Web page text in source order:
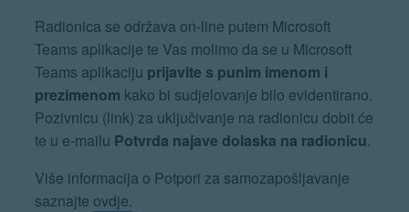
Radionica se održava on-line putem Microsoft
Teams aplikacije te Vas molimo da se u Microsoft
Teams aplikaciju prijavite s punim imenom i
prezimenom kako bi sudjelovanje bilo evidentirano.
Pozivnicu (link) za uključivanje na radionicu dobit će
te u e-mailu Potvrda najave dolaska na radionicu.
Više informacija o Potpori za samozapošljavanje
saznajte ovdje.